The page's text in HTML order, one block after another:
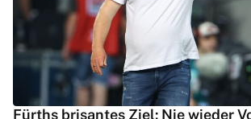
Fürths brisantes Ziel: Nie wieder